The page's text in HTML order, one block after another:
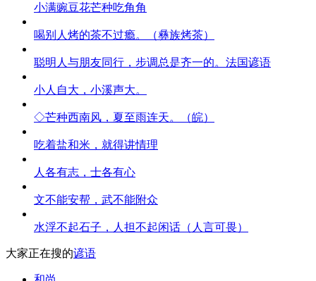
小满豌豆花芒种吃角角
喝别人烤的茶不过瘾。（彝族烤茶）
聪明人与朋友同行，步调总是齐一的。法国谚语
小人自大，小溪声大。
◇芒种西南风，夏至雨连天。（皖）
吃着盐和米，就得讲情理
人各有志，士各有心
文不能安帮，武不能附众
水浮不起石子，人担不起闲话（人言可畏）
大家正在搜的谚语